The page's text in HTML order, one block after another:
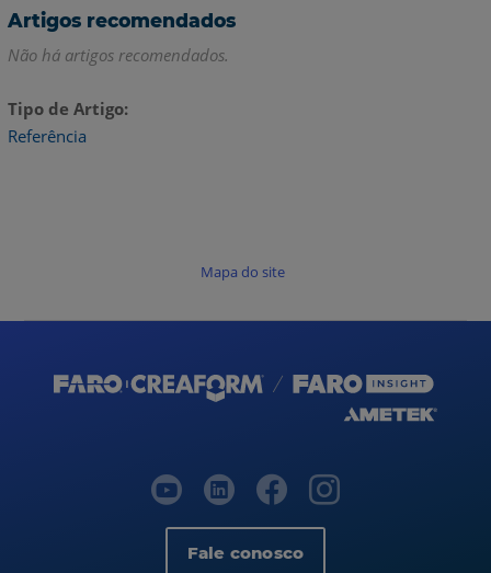
Artigos recomendados
Não há artigos recomendados.
Tipo de Artigo
Referência
Mapa do site
Fale conosco